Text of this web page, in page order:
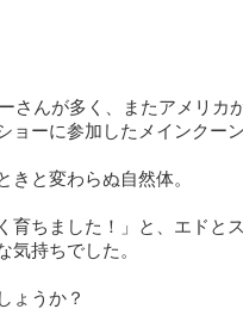
さんが多く、またアメリカ
ーに参加したメインクー
と変わらぬ自然体。
育ちました！」と、エドと
気持ちでした。
ょうか？